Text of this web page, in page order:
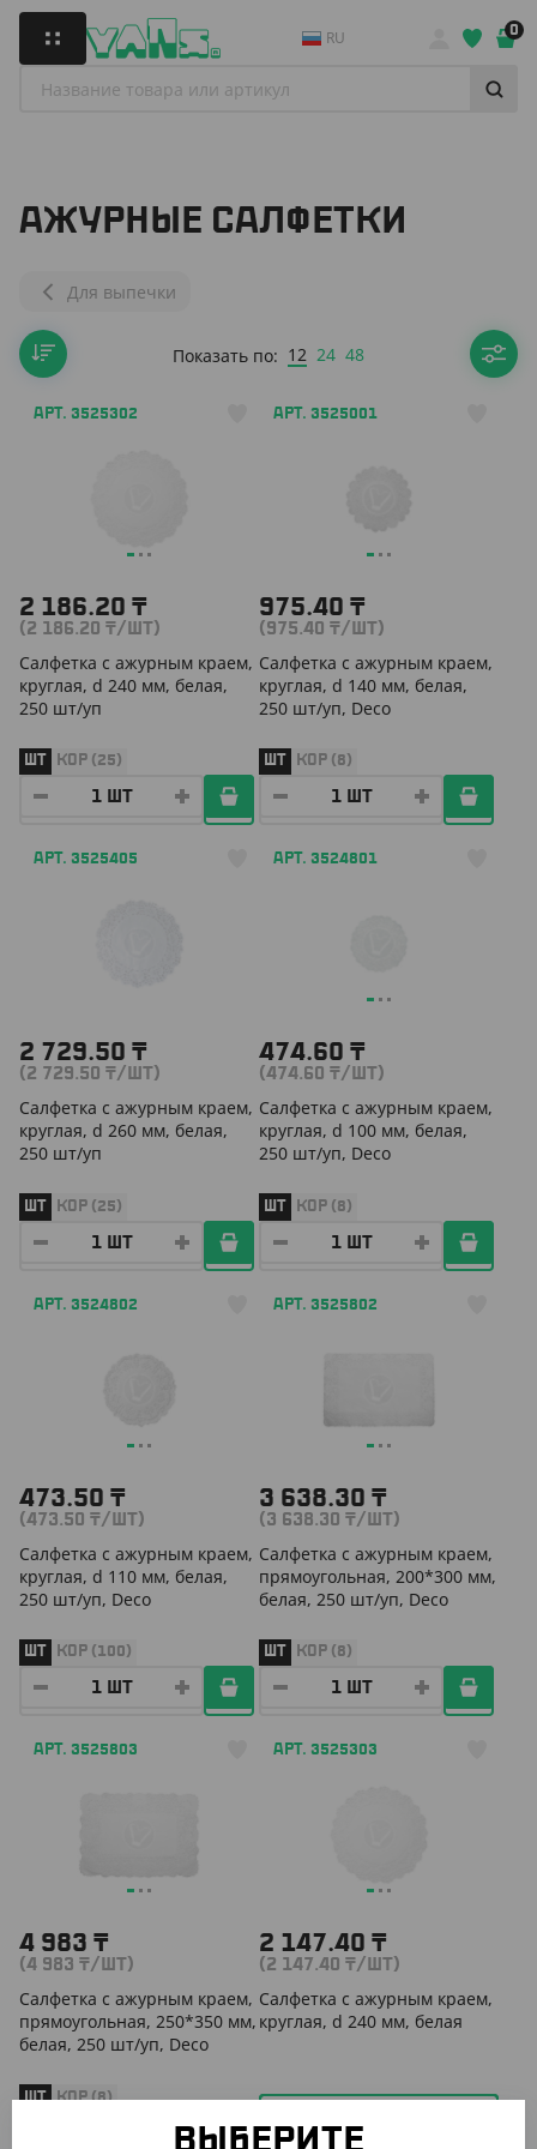
RU 0
АЖУРНЫЕ САЛФЕТКИ
Для выпечки
Показать по: 12 24 48
АРТ. 3525302
2 186.20 ₸
(2 186.20 ₸/ШТ)
Салфетка с ажурным краем,
круглая, d 240 мм, белая,
250 шт/уп
ШТ КОР (25)
АРТ. 3525001
975.40 ₸
(975.40 ₸/ШТ)
Салфетка с ажурным краем,
круглая, d 140 мм, белая,
250 шт/уп, Deco
ШТ КОР (8)
АРТ. 3525405
2 729.50 ₸
(2 729.50 ₸/ШТ)
Салфетка с ажурным краем,
круглая, d 260 мм, белая,
250 шт/уп
ШТ КОР (25)
АРТ. 3524801
474.60 ₸
(474.60 ₸/ШТ)
Салфетка с ажурным краем,
круглая, d 100 мм, белая,
250 шт/уп, Deco
ШТ КОР (8)
АРТ. 3524802
473.50 ₸
(473.50 ₸/ШТ)
Салфетка с ажурным краем,
круглая, d 110 мм, белая,
250 шт/уп, Deco
ШТ КОР (100)
АРТ. 3525802
3 638.30 ₸
(3 638.30 ₸/ШТ)
Салфетка с ажурным краем,
прямоугольная, 200*300 мм,
белая, 250 шт/уп, Deco
ШТ КОР (8)
АРТ. 3525803
4 983 ₸
(4 983 ₸/ШТ)
Салфетка с ажурным краем,
прямоугольная, 250*350 мм,
белая, 250 шт/уп, Deco
ШТ КОР (8)
АРТ. 3525303
2 147.40 ₸
(2 147.40 ₸/ШТ)
Салфетка с ажурным краем,
круглая, d 240 мм, белая
ПОСТУПЛЕНИИ
ВЫБЕРИТЕ